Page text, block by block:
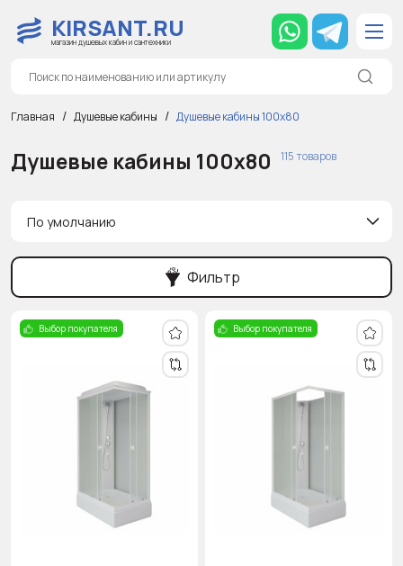
KIRSANT.RU
магазин душевых кабин и сантехники
Главная Душевые кабины Душевые кабины 100x80
Душевые кабины 100x80 115 товаров
По умолчанию
Фильтр
Выбор покупателя Выбор покупателя